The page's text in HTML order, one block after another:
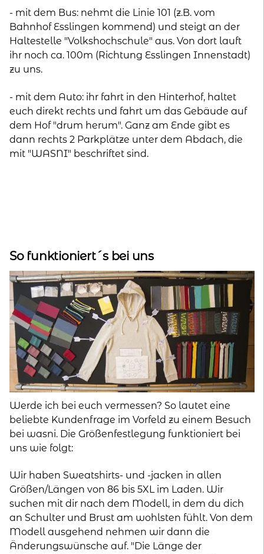
- mit dem Bus: nehmt die Linie 101 (z.B. vom
Bahnhof Esslingen kommend) und steigt an der
Haltestelle "Volkshochschule" aus. Von dort lauft
ihr noch ca. 100m (Richtung Esslingen Innenstadt)
zu uns.
- mit dem Auto: ihr fahrt in den Hinterhof, haltet
euch direkt rechts und fahrt um das Gebäude auf
dem Hof "drum herum". Ganz am Ende gibt es
dann rechts 2 Parkplätze unter dem Abdach, die
mit "WASNI" beschriftet sind.
So funktioniert´s bei uns
Werde ich bei euch vermessen? So lautet eine
beliebte Kundenfrage im Vorfeld zu einem Besuch
bei wasni. Die Größenfestlegung funktioniert bei
uns wie folgt:
Wir haben Sweatshirts- und -jacken in allen
Größen/Längen von 86 bis 5XL im Laden. Wir
suchen mit dir nach dem Modell, in dem du dich
an Schulter und Brust am wohlsten fühlt. Von dem
Modell ausgehend nehmen wir dann die
Änderungswünsche auf. "Die Länge der